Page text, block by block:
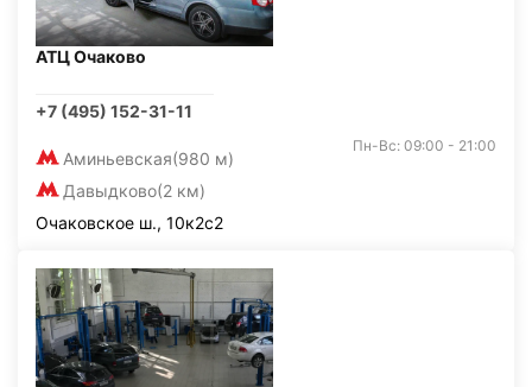
АТЦ Очаково
+7 (495) 152-31-11
Аминьевская(980 м)
Давыдково(2 км)
Пн-Вс: 09:00 - 21:00
Очаковское ш., 10к2с2